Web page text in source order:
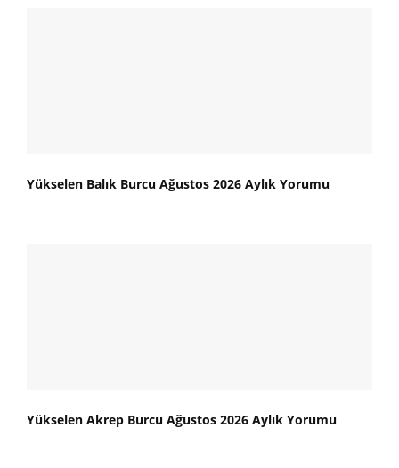
Yükselen Balık Burcu Ağustos 2026 Aylık Yorumu
Yükselen Akrep Burcu Ağustos 2026 Aylık Yorumu